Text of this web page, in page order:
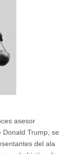
asesor
Trump, se
del ala